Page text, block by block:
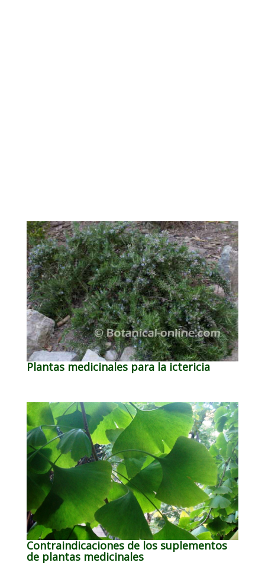
Plantas medicinales para la ictericia
Contraindicaciones de los suplementos
de plantas medicinales